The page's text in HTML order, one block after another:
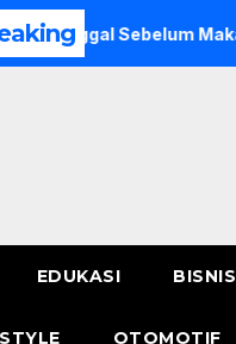
Sebelum Makan
EDUKASI BISNIS
OTOMOTIF